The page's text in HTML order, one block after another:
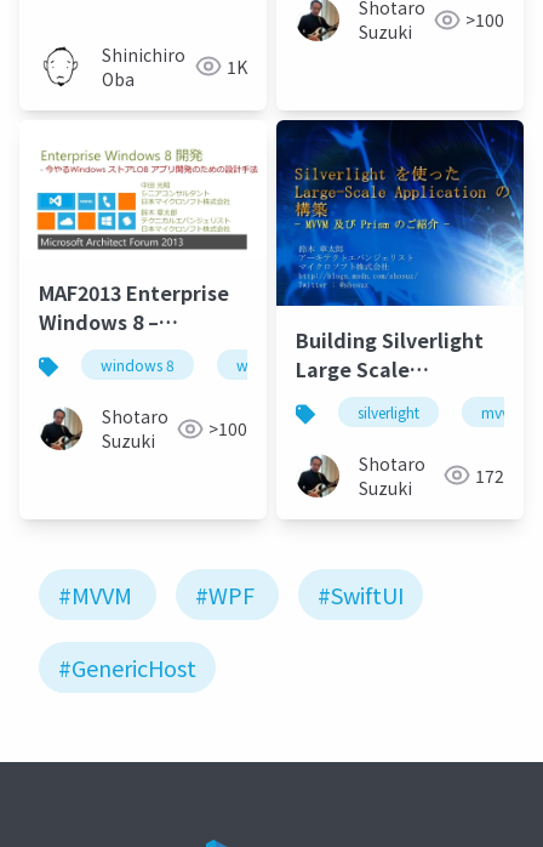
Shinichiro
Oba
1K
Shotaro
Suzuki
>100
MAF2013 Enterprise
Windows 8 –
Architecture for
rapid development
of WinRT apps
windows 8 windows azure mvvm
Shotaro
Suzuki
>100
Building Silverlight
Large Scale
Application Using
MVVM
silverlight mvvm
Shotaro
Suzuki
172
#MVVM #WPF #SwiftUI
#GenericHost